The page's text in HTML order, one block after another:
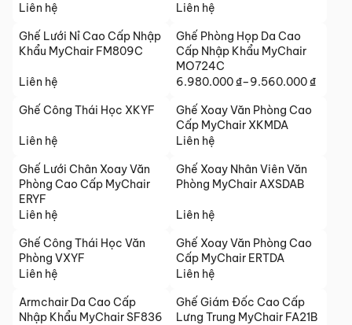
Liên hệ
Liên hệ
Ghế Lưới Nỉ Cao Cấp Nhập
Khẩu MyChair FM809C
Liên hệ
Ghế Phòng Họp Da Cao
Cấp Nhập Khẩu MyChair
MO724C
6.980.000₫–9.560.000₫
Khoảng
giá:
từ
6.980.000 ₫
9.560.000 ₫
Ghế Công Thái Học XKYF
Liên hệ
Ghế Xoay Văn Phòng Cao
Cấp MyChair XKMDA
Liên hệ
Ghế Lưới Chân Xoay Văn
Phòng Cao Cấp MyChair
ERYF
Liên hệ
Ghế Xoay Nhân Viên Văn
Phòng MyChair AXSDAB
Liên hệ
Ghế Công Thái Học Văn
Phòng VXYF
Liên hệ
Ghế Xoay Văn Phòng Cao
Cấp MyChair ERTDA
Liên hệ
Armchair Da Cao Cấp
Nhập Khẩu MyChair SF836
Ghế Giám Đốc Cao Cấp
Lưng Trung MyChair FA21B